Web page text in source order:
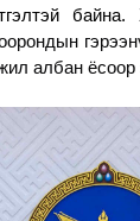
байна.
албан ёсоор